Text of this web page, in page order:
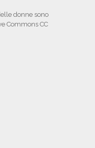
donne sono
Commons CC